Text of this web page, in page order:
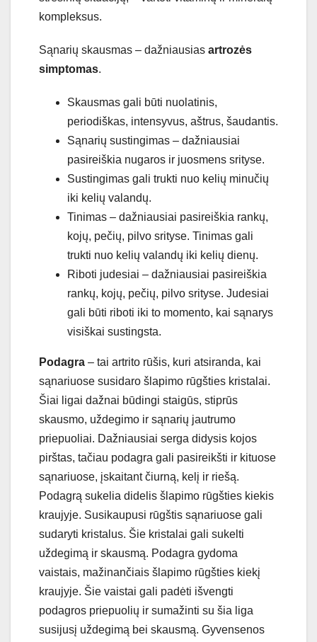
kompleksus.
Sąnarių skausmas – dažniausias artrozės
simptomas.
Skausmas gali būti nuol atinis,
periodiškas, intensyvus, aštrus, šaudantis.
Sąnarių sustingimas – dažniausiai
pasireiškia nugaros ir juosmens srityse.
Sustingimas gali trukti nuo ke lių minučių
iki ke lių val andų.
Tinimas – dažniausiai pasireiškia rankų,
kojų, pečių, pil vo srityse. Tinimas gali
trukti nuo ke lių val andų iki ke lių dienų.
Riboti judesiai – dažniausiai pasireiškia
rankų, kojų, pečių, pil vo srityse. Judesiai
gali būti riboti iki to momento, kai sąnarys
visiškai sustingsta.
Podagra – tai artrito rūšis, kuri atsiranda, kai
sąnariuose susidaro šlapimo rūgšties kristalai.
Šiai ligai dažnai būdingi staigūs, stiprūs
skausmo, uždegimo ir sąnarių jautrumo
priepuoliai. Dažniausiai serga didysis kojos
pirštas, tačiau podagra gali pasireikšti ir kituose
sąnariuose, įskaitant čiurną, kelį ir riešą.
Podagrą sukelia didelis šlapimo rūgšties kiekis
kraujyje. Susikaupusi rūgštis sąnariuose gali
sudaryti kristalus. Šie kristalai gali sukelti
uždegimą ir skausmą. Podagra gydoma
vaistais, mažinančiais šlapimo rūgšties kiekį
kraujyje. Šie vaistai gali padėti išvengti
podagros priepuolių ir sumažinti su šia liga
susijusį uždegimą bei skausmą. Gyvensenos